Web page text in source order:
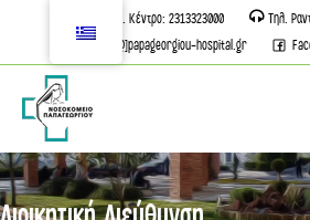
Τηλ. Κέντρο: 2313323000
Τηλ.
info[@]papageorgiou-hospital.gr